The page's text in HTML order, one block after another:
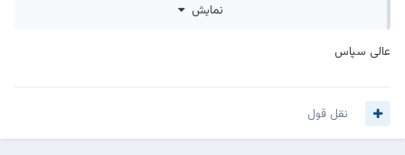
نمایش
عالی سپاس
نقل قول